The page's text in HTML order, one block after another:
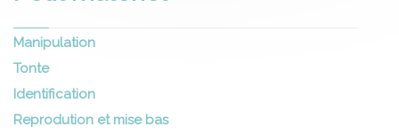
Manipulation
Tonte
Identification
Reprodution et mise bas